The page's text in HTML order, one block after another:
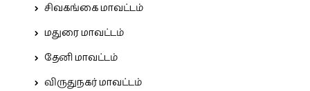
சிவகங்கை மாவட்டம்
மதுரை மாவட்டம்
தேனி மாவட்டம்
விருதுநகர் மாவட்டம்